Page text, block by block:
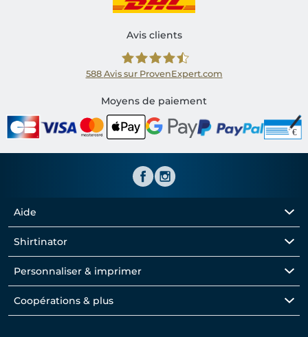
Avis clients
Shirtinator FR
588 Avis sur ProvenExpert.com
Moyens de paiement
Aide
Shirtinator
Personnaliser & imprimer
Coopérations & plus